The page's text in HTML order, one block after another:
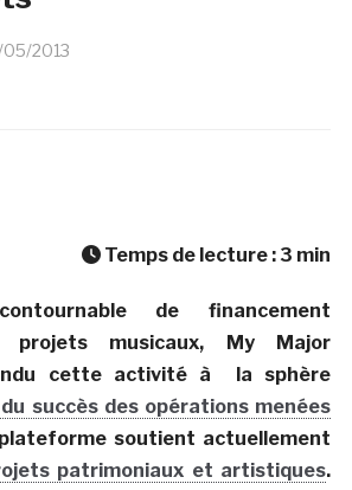
05/2013
Temps de lecture : 3 min
de financement
projets musicaux, My Major
cette activité à la sphère
succès des opérations menées
soutient actuellement
patrimoniaux et artistiques.